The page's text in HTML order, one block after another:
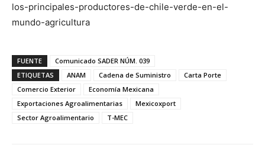
los-principales-productores-de-chile-verde-en-el-
mundo-agricultura
FUENTE
Comunicado SADER NÚM. 039
ETIQUETAS
ANAM Cadena de Suministro
Carta Porte
Comercio Exterior
Economía Mexicana
Exportaciones Agroalimentarias
Mexicoxport
Sector Agroalimentario
T-MEC